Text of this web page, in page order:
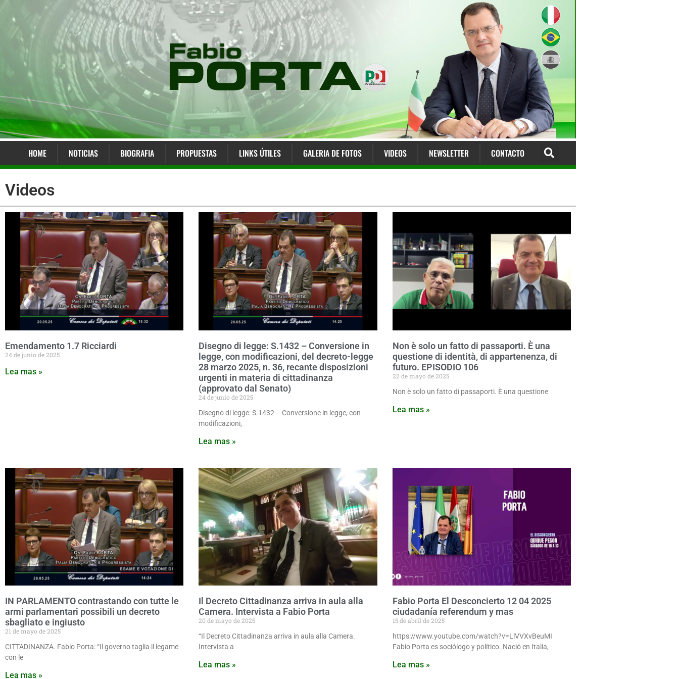
HOME NOTICIAS BIOGRAFIA PROPUESTAS LINKS ÚTILES GALERIA DE FOTOS VIDEOS NEWSLETTER CONTACTO
Videos
Emendamento 1.7 Ricciardi
24 de junio de 2025
Lea mas »
Disegno di legge: S.1432 – Conversione in
legge, con modificazioni, del decreto-legge
28 marzo 2025, n. 36, recante disposizioni
urgenti in materia di cittadinanza
(approvato dal Senato)
24 de junio de 2025
Disegno di legge: S.1432 – Conversione in legge, con
modificazioni,
Lea mas »
Non è solo un fatto di passaporti. È una
questione di identità, di appartenenza, di
futuro. EPISODIO 106
22 de mayo de 2025
Non è solo un fatto di passaporti. È una questione
Lea mas »
IN PARLAMENTO contrastando con tutte le
armi parlamentari possibili un decreto
sbagliato e ingiusto
21 de mayo de 2025
CITTADINANZA. Fabio Porta: “Il governo taglia il legame
con le
Lea mas »
Il Decreto Cittadinanza arriva in aula alla
Camera. Intervista a Fabio Porta
20 de mayo de 2025
“Il Decreto Cittadinanza arriva in aula alla Camera.
Intervista a
Lea mas »
Fabio Porta El Desconcierto 12 04 2025
ciudadanía referendum y mas
15 de abril de 2025
https://www.youtube.com/watch?v=LlVVXvBeuMI
Fabio Porta es sociólogo y político. Nació en Italia,
Lea mas »